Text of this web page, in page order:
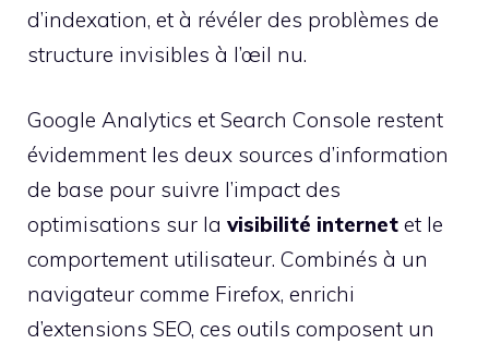
d’indexation, et à révéler des problèmes de
structure invisibles à l’œil nu.
Google Analytics et Search Console restent
évidemment les deux sources d’information
de base pour suivre l’impact des
optimisations sur la visibilité internet et le
comportement utilisateur. Combinés à un
navigateur comme Firefox, enrichi
d’extensions SEO, ces outils composent un